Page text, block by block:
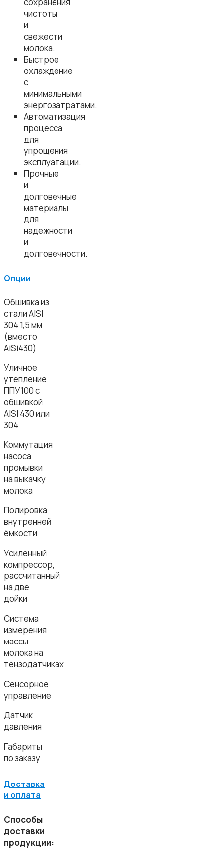
чистоты
и
свежести
молока.
Быстрое
охлаждение
с
минимальными
энергозатратами.
Автоматизация
процесса
для
упрощения
эксплуатации.
Прочные
и
долговечные
материалы
для
надежности
и
долговечности.
Опции
Обшивка из
стали AISI
304 1,5 мм
(вместо
AiSi430)
Уличное
утепление
ППУ100 с
обшивкой
AISI 430 или
304
Коммутация
насоса
промывки
на выкачку
молока
Полировка
внутренней
ёмкости
Усиленный
компрессор,
рассчитанный
на две
дойки
Система
измерения
массы
молока на
тензодатчиках
Сенсорное
управление
Датчик
давления
Габариты
по заказу
Доставка
и оплата
Способы
доставки
продукции: